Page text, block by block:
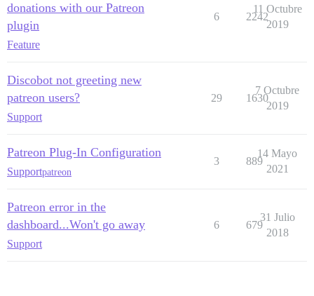
donations with our Patreon
plugin
Feature
6 2242
11 Octubre
2019
Discobot not greeting new
patreon users?
Support
29 1630
7 Octubre
2019
Patreon Plug-In Configuration
Supportpatreon
3 889
14 Mayo
2021
Patreon error in the
dashboard...Won't go away
Support
6 679
31 Julio
2018